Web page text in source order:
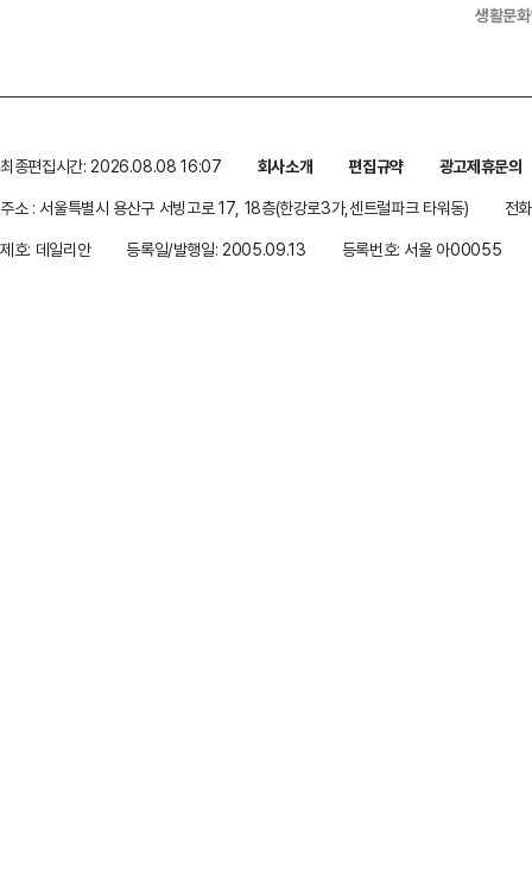
생활문
최종편집시간: 2026.08.08 16:07 회사소개 편집규약
광고제휴문의
주소 : 서울특별시 용산구 서빙고로 17, 18층(한강로3가,센트럴파크 타워동)
전
제호: 데일리안
등록일/발행일: 2005.09.13 등록번호: 서울 아00055